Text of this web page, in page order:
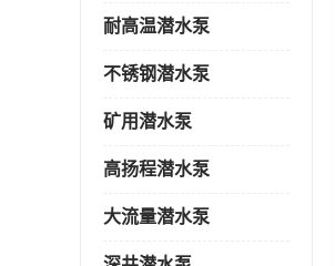
耐高温潜水泵
不锈钢潜水泵
矿用潜水泵
高扬程潜水泵
大流量潜水泵